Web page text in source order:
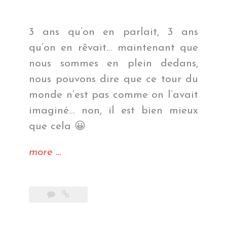
3 ans qu’on en parlait, 3 ans
qu’on en rêvait… maintenant que
nous sommes en plein dedans,
nous pouvons dire que ce tour du
monde n’est pas comme on l’avait
imaginé… non, il est bien mieux
que cela 😀
more « Retour
100
…